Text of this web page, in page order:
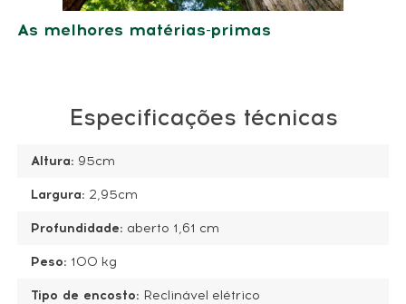
As melhores matérias-primas
Especificações técnicas
Altura: 95cm
Largura: 2,95cm
Profundidade: aberto 1,61 cm
Peso: 100 kg
Tipo de encosto: Reclinável elétrico